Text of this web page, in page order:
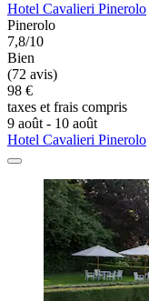
Hotel Cavalieri Pinerolo
Pinerolo
7,8/10
Bien
(72 avis)
98 €
taxes et frais compris
9 août - 10 août
Hotel Cavalieri Pinerolo